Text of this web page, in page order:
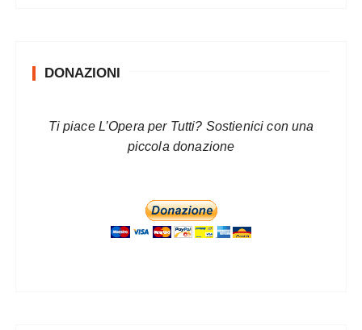
DONAZIONI
Ti piace L’Opera per Tutti? Sostienici con una
piccola donazione